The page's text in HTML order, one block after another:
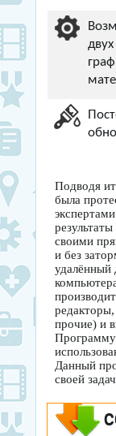
Подводя
была
своими
и без
удалённый
прочие) и
Данный
своей